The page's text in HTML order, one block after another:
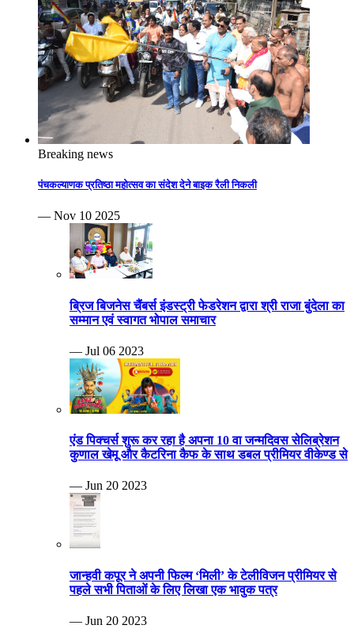
Breaking news
पंचकल्याणक प्रतिष्ठा महोत्सव का संदेश देने बाइक रैली निकली
— Nov 10 2025
ब्रिज बिजनेस चैंबर्स इंडस्ट्री फेडरेशन द्वारा श्री राजा बुंदेला का
सम्मान एवं स्वागत भोपाल समाचार
— Jul 06 2023
एंड पिक्चर्स शुरू कर रहा है अपना 10 वा जन्मदिवस सेलिब्रेशन
कुणाल खेमू और कैटरिना कैफ के साथ डबल प्रीमियर वीकेण्ड से
— Jun 20 2023
जान्हवी कपूर ने अपनी फिल्म ‘मिली’ के टेलीविजन प्रीमियर से
पहले सभी पिताओं के लिए लिखा एक भावुक पत्र
— Jun 20 2023